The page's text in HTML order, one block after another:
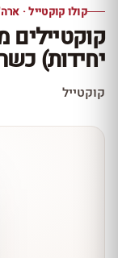
10% הנחה
עכשיו ב-10% הנחה
לכל יינות יקב ירושלים
קולו קוקטייל ·
יחידות)
קוקטייל